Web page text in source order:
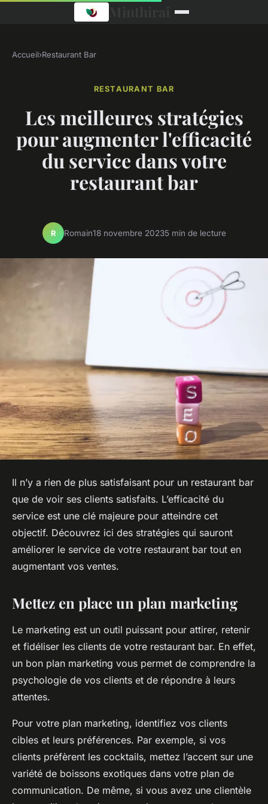
Accueil›Restaurant Bar
RESTAURANT BAR
Les meilleures stratégies
pour augmenter l'efficacité
du service dans votre
restaurant bar
R Romain18 novembre 20235 min de lecture
Il n’y a rien de plus satisfaisant pour un restaurant bar
que de voir ses clients satisfaits. L’efficacité du
service est une clé majeure pour atteindre cet
objectif. Découvrez ici des stratégies qui sauront
améliorer le service de votre restaurant bar tout en
augmentant vos ventes.
Mettez en place un plan marketing
Le marketing est un outil puissant pour attirer, retenir
et fidéliser les clients de votre restaurant bar. En effet,
un bon plan marketing vous permet de comprendre la
psychologie de vos clients et de répondre à leurs
attentes.
Pour votre plan marketing, identifiez vos clients
cibles et leurs préférences. Par exemple, si vos
clients préfèrent les cocktails, mettez l’accent sur une
variété de boissons exotiques dans votre plan de
communication. De même, si vous avez une clientèle